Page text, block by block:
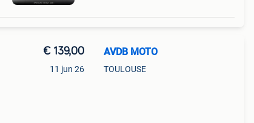
€ 139,00
11 jun 26
AVDB MOTO
TOULOUSE